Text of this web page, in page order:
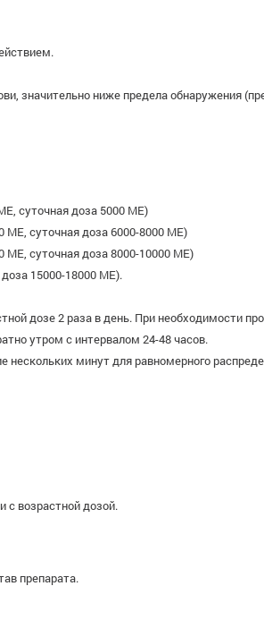
значительно ниже предела обнаружения
суточная доза 5000 ME)
суточная доза 6000-8000 ME)
суточная доза 8000-10000 ME)
15000-18000 ME).
дозе 2 раза в день. При необходимости
утром с интервалом 24-48 часов.
минут для равномерного
с возрастной дозой.
препарата.